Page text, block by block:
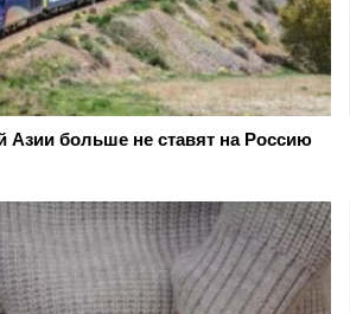
Азии больше не ставят на Россию